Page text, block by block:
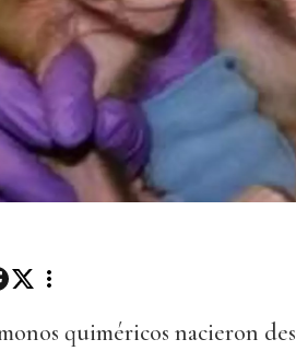
quiméricos nacieron